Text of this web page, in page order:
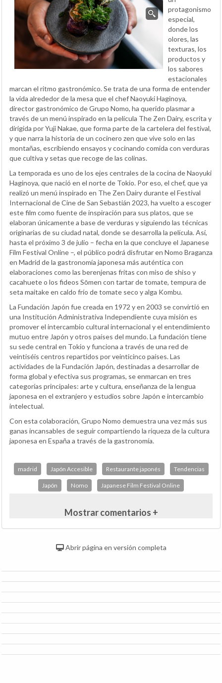
protagonismo
especial,
donde los
olores, las
texturas, los
productos y
los sabores
estacionales
marcan el ritmo gastronómico. Se trata de una forma de entender
la vida alrededor de la mesa que el chef Naoyuki Haginoya,
director gastronómico de Grupo Nomo, ha querido plasmar a
través de un menú inspirado en la película The Zen Dairy, escrita y
dirigida por Yuji Nakae, que forma parte de la cartelera del festival,
y que narra la historia de un cocinero zen que vive solo en las
montañas, escribiendo ensayos y cocinando comida con verduras
que cultiva y setas que recoge de las colinas.
La temporada es uno de los ejes centrales de la cocina de Naoyuki
Haginoya, que nació en el norte de Tokio. Por eso, el chef, que ya
realizó un menú inspirado en The Zen Dairy durante el Festival
Internacional de Cine de San Sebastián 2023, ha vuelto a escoger
este film como fuente de inspiración para sus platos, que se
elaboran únicamente a base de verduras y siguiendo las técnicas
originarias de su ciudad natal, donde se desarrolla la película. Así,
hasta el próximo 3 de julio – fecha en la que concluye el Japanese
Film Festival Online –, el público podrá disfrutar en Nomo Braganza
en Madrid de la gastronomía japonesa más auténtica con
elaboraciones como las berenjenas fritas con miso de shiso y
cacahuete o los fideos Sōmen con tartar de tomate, tempura de
seta maitake en caldo frío de tomate seco y alga Kombu.
La Fundación Japón fue creada en 1972 y en 2003 se convirtió en
una Institución Administrativa Independiente cuya misión es
promover el intercambio cultural internacional y el entendimiento
mutuo entre Japón y otros países del mundo. La fundación tiene
su sede central en Tokio y funciona a través de una red de
veintiséis centros repartidos por veinticinco países. Las
actividades de la Fundación Japón, destinadas a desarrollar de
forma global y efectiva sus programas, se enmarcan en tres
categorías principales: arte y cultura, enseñanza de la lengua
japonesa en el extranjero y estudios sobre Japón e intercambio
intelectual.
Con esta colaboración, Grupo Nomo demuestra una vez más sus
ganas incansables de seguir compartiendo la riqueza de la cultura
japonesa en España a través de la gastronomía.
madrid Japón Accesible Restaurante japonés Tendencias
Japón Nomo Japanese Film Festival Online
Mostrar comentarios +
Abrir página en versión completa